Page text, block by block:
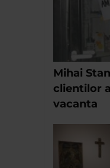
Mihai
clientilor
vacanta